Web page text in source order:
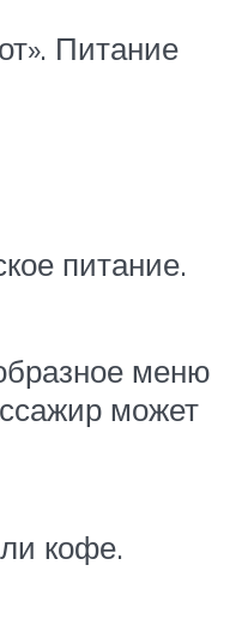
Питание
питание.
меню
может
кофе.